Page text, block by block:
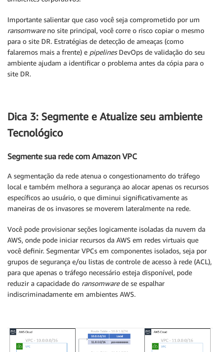
Importante salientar que caso você seja comprometido por um
ransomwareno site principal, você corre o risco copiar o mesmo
para o site DR. Estratégias de detecção de ameaças (como
falaremos mais a frente) e pipelinesDevOps de validação do seu
ambiente ajudam a identificar o problema antes da cópia para o
site DR.
Dica 3: Segmente e Atualize seu ambiente
Tecnológico
Segmente sua rede com Amazon VPC
A segmentação da rede atenua o congestionamento do tráfego
local e também melhora a segurança ao alocar apenas os recursos
específicos ao usuário, o que diminui significativamente as
maneiras de os invasores se moverem lateralmente na rede.
Você pode provisionar seções logicamente isoladas da nuvem da
AWS, onde pode iniciar recursos da AWS em redes virtuais que
você definir. Segmentar VPCs em componentes isolados, seja por
grupos de segurança e/ou listas de controle de acesso à rede (ACL),
para que apenas o tráfego necessário esteja disponível, pode
reduzir a capacidade do ransomwarede se espalhar
indiscriminadamente em ambientes AWS.